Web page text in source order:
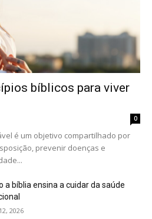
bíblicos para viver
0
é um objetivo compartilhado por
prevenir doenças e
a bíblia ensina a cuidar da saúde
2026